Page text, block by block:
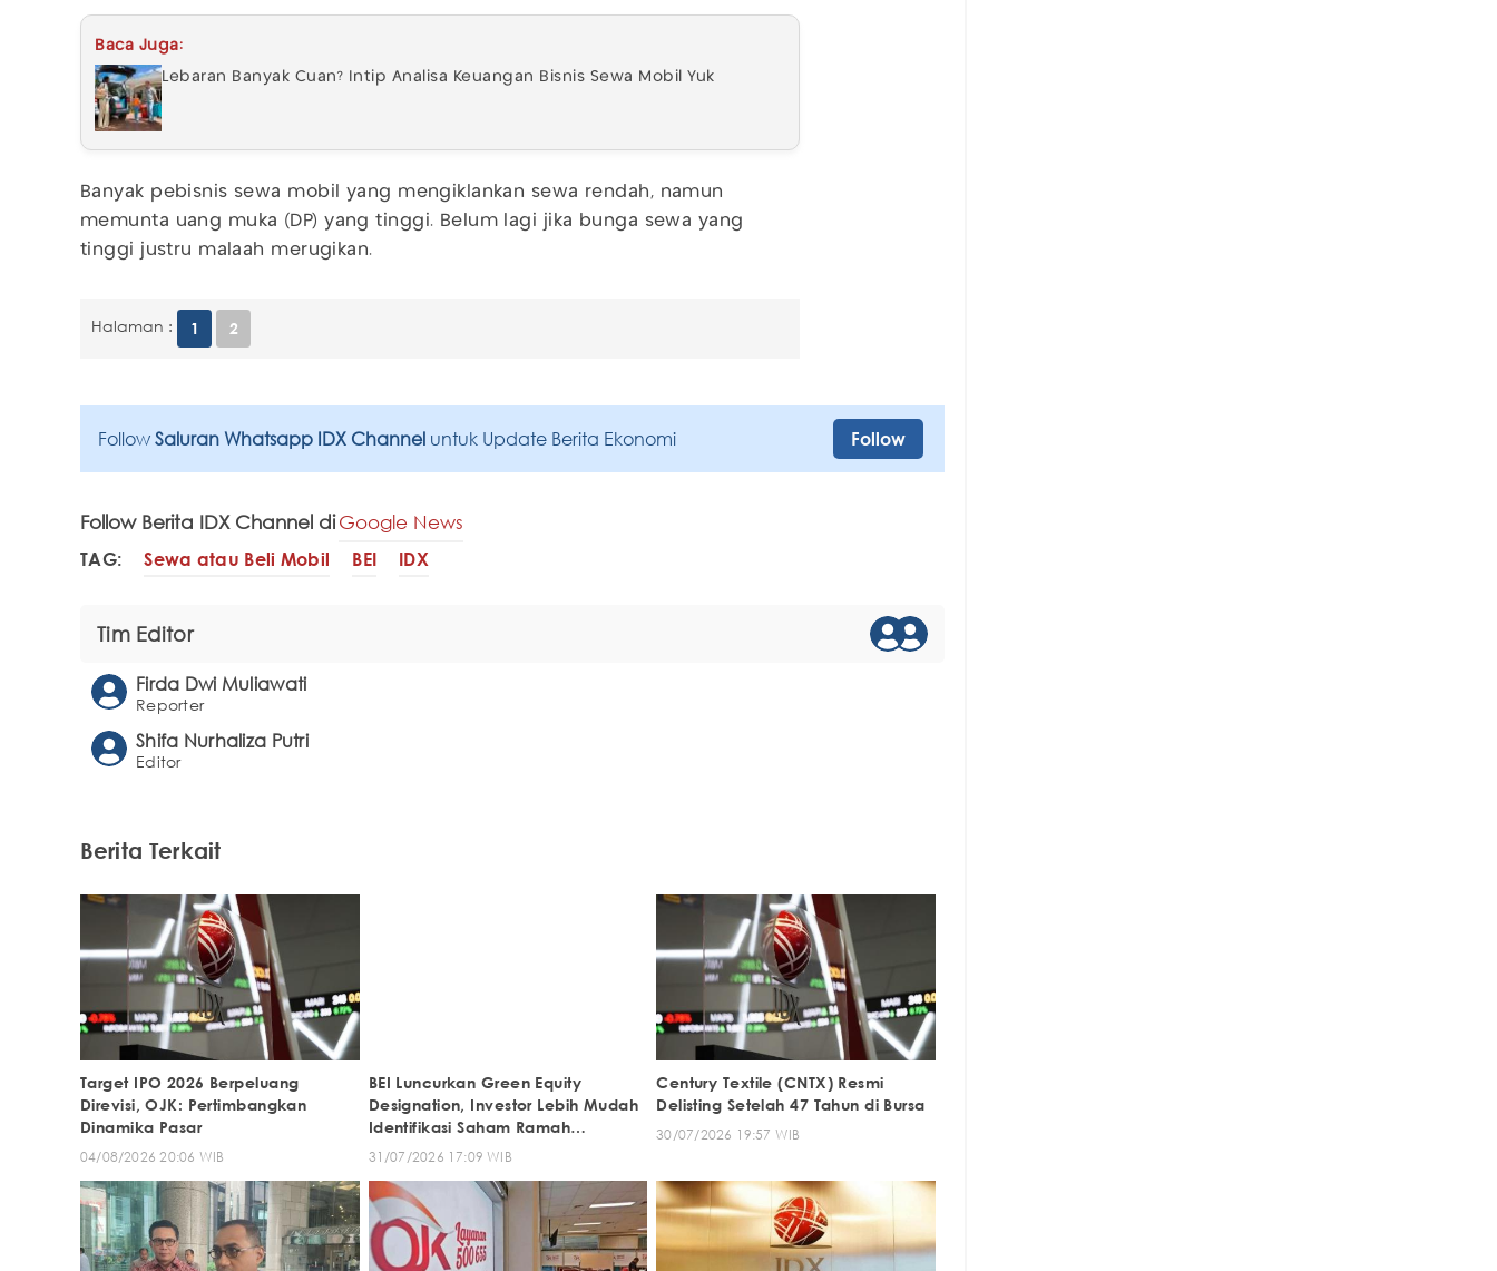
Baca Juga:
Lebaran Banyak Cuan? Intip Analisa Keuangan Bisnis Sewa Mobil Yuk
Banyak pebisnis sewa mobil yang mengiklankan sewa rendah, namun
memunta uang muka (DP) yang tinggi. Belum lagi jika bunga sewa yang
tinggi justru malaah merugikan.
Halaman : 1 2
Follow Saluran Whatsapp IDX Channel untuk Update Berita Ekonomi Follow
Follow Berita IDX Channel diGoogle News
TAG: Sewa atau Beli Mobil BEI IDX
Tim Editor
Firda Dwi Muliawati
Reporter
Shifa Nurhaliza Putri
Editor
Berita Terkait
Target IPO 2026 Berpeluang
Direvisi, OJK: Pertimbangkan
Dinamika Pasar
04/08/2026 20:06 WIB
BEI Luncurkan Green Equity
Designation, Investor Lebih Mudah
Identifikasi Saham Ramah
Lingkungan
31/07/2026 17:09 WIB
Century Textile (CNTX) Resmi
Delisting Setelah 47 Tahun di Bursa
30/07/2026 19:57 WIB